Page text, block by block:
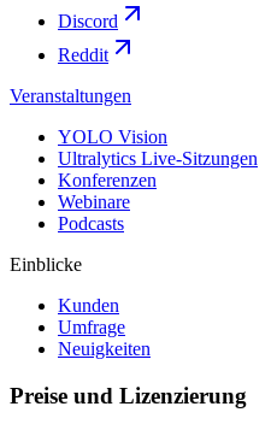
Discord
Reddit
Veranstaltungen
YOLO Vision
Ultralytics Live-Sitzungen
Konferenzen
Webinare
Podcasts
Einblicke
Kunden
Umfrage
Neuigkeiten
Preise und Lizenzierung